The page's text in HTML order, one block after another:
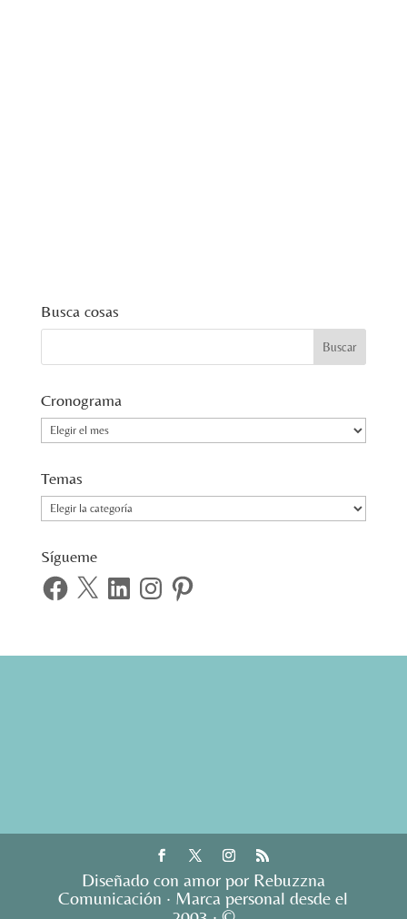
Busca cosas
Cronograma
Cronograma
Temas
Temas
Sígueme
Facebook
X LinkedInInstagramPinterest
Diseñado con amor por Rebuzzna
Comunicación · Marca personal desde el